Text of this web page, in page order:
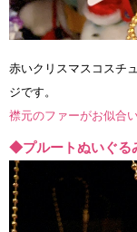
赤いクリスマスコスチ
ジです。
襟元のファーがお似合
◆プルートぬいぐる